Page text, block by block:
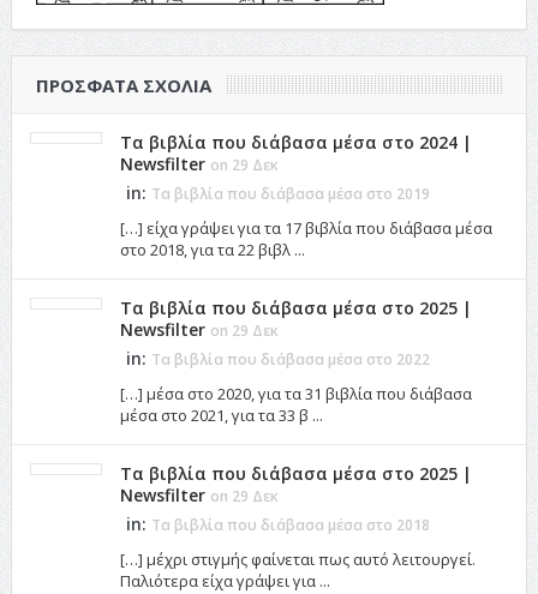
ΠΡΌΣΦΑΤΑ ΣΧΌΛΙΑ
Τα βιβλία που διάβασα μέσα στο 2024 |
Newsfilter on 29 Δεκ
in: Τα βιβλία που διάβασα μέσα στο 2019
[…] είχα γράψει για τα 17 βιβλία που διάβασα μέσα
στο 2018, για τα 22 βιβλ ...
Τα βιβλία που διάβασα μέσα στο 2025 |
Newsfilter on 29 Δεκ
in: Τα βιβλία που διάβασα μέσα στο 2022
[…] μέσα στο 2020, για τα 31 βιβλία που διάβασα
μέσα στο 2021, για τα 33 β ...
Τα βιβλία που διάβασα μέσα στο 2025 |
Newsfilter on 29 Δεκ
in: Τα βιβλία που διάβασα μέσα στο 2018
[…] μέχρι στιγμής φαίνεται πως αυτό λειτουργεί.
Παλιότερα είχα γράψει για ...